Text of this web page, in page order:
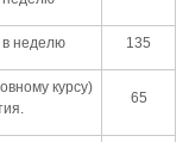
в неделю 135
курсу)
65